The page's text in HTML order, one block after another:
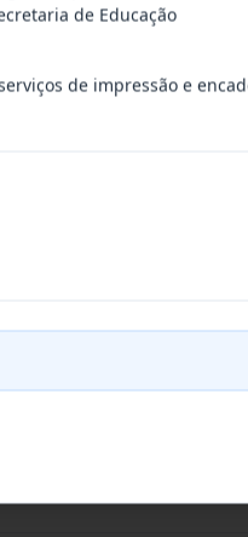
DE EMP
PARA LOCAÇÃO
de Educação
de impressão e